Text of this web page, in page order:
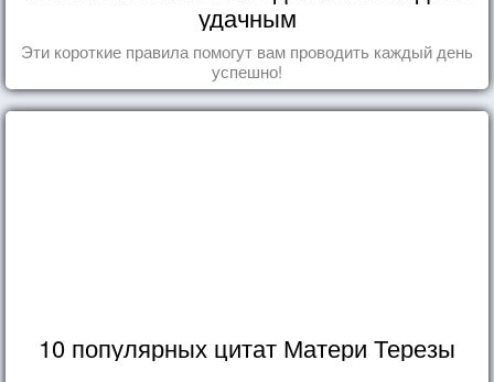
удачным
Эти короткие правила помогут вам проводить каждый день
успешно!
10 популярных цитат Матери Терезы